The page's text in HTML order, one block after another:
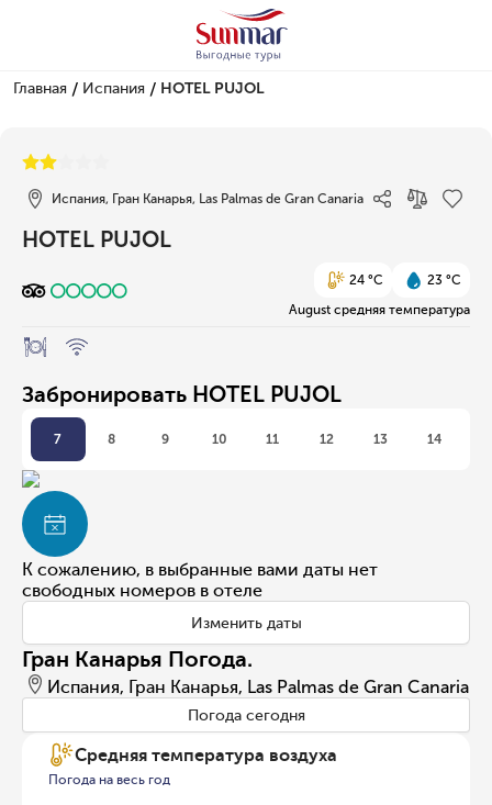
Главная / Испания / HOTEL PUJOL
Испания, Гран Канарья, Las Palmas de Gran Canaria
HOTEL PUJOL
24 °C
23 °C
August средняя температура
Забронировать HOTEL PUJOL
7 8 9 10 11 12 13 14
К сожалению, в выбранные вами даты нет
свободных номеров в отеле
Изменить даты
Гран Канарья Погода.
Испания, Гран Канарья, Las Palmas de Gran Canaria
Погода сегодня
Средняя температура воздуха
Погода на весь год